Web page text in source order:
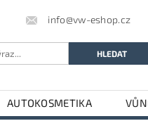
info@vw-eshop.cz
AUTOKOSMETIKA